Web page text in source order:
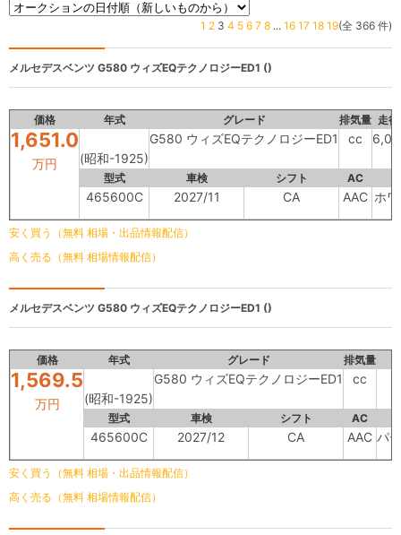
1 2 3 4 5 6 7 8 ... 16 17 18 19(全 366 件)
メルセデスベンツ G580 ウィズEQテクノロジーED1 ()
価格 年式 グレード 排気量 走
1,651.0
万円 (昭和-1925)
G580 ウィズEQテクノロジーED1 cc
型式 車検 シフト AC
465600C 2027/11 CA AAC ホ
安く買う（無料 相場・出品情報配信）
高く売る（無料 相場情報配信）
メルセデスベンツ G580 ウィズEQテクノロジーED1 ()
価格 年式 グレード 排気量
1,569.5
万円 (昭和-1925)
G580 ウィズEQテクノロジーED1 cc
型式 車検 シフト AC
465600C 2027/12 CA AAC パ
安く買う（無料 相場・出品情報配信）
高く売る（無料 相場情報配信）